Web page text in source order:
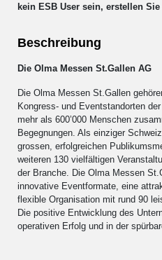
kein ESB User sein, erstellen
Beschreibung
Die Olma Messen St.Gallen AG
Die Olma Messen St.Gallen
Kongress- und Eventstandorten
mehr als 600’000 Menschen
Begegnungen. Als einziger
grossen, erfolgreichen
weiteren 130 vielfältigen
der Branche. Die Olma Messen
innovative Eventformate, eine
flexible Organisation mit rund 90
Die positive Entwicklung des
operativen Erfolg und in der